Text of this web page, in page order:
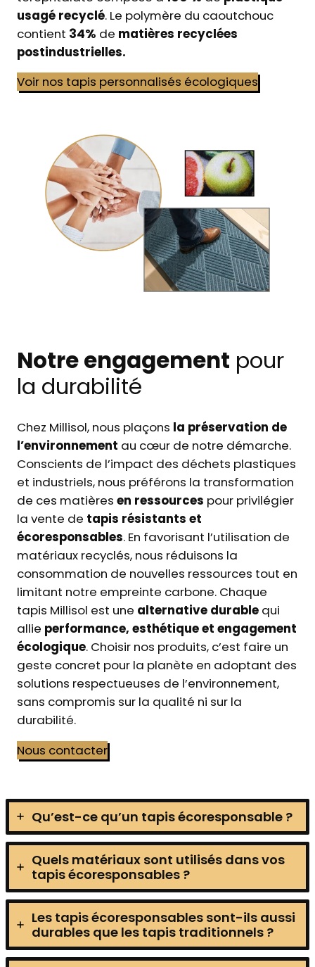
usagé recyclé. Le polymère du caoutchouc
contient 34% de matières recyclées
postindustrielles.
Voir nos tapis personnalisés écologiques
Notre engagement pour
la durabilité
Chez Millisol, nous plaçons la préservation de
l’environnement au cœur de notre démarche.
Conscients de l’impact des déchets plastiques
et industriels, nous préférons la transformation
de ces matières en ressources pour privilégier
la vente de tapis résistants et
écoresponsables. En favorisant l’utilisation de
matériaux recyclés, nous réduisons la
consommation de nouvelles ressources tout en
limitant notre empreinte carbone. Chaque
tapis Millisol est une alternative durable qui
allie performance, esthétique et engagement
écologique. Choisir nos produits, c’est faire un
geste concret pour la planète en adoptant des
solutions respectueuses de l’environnement,
sans compromis sur la qualité ni sur la
durabilité.
Nous contacter
Qu’est-ce qu’un tapis écoresponsable ?
Quels matériaux sont utilisés dans vos
tapis écoresponsables ?
Les tapis écoresponsables sont-ils aussi
durables que les tapis traditionnels ?